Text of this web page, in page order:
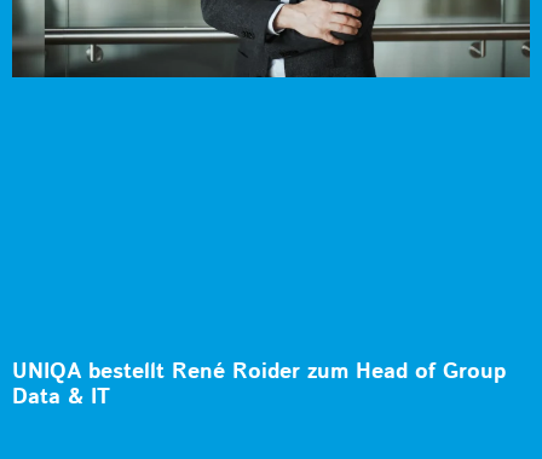
UNIQA bestellt René Roider zum Head of Group
Data & IT